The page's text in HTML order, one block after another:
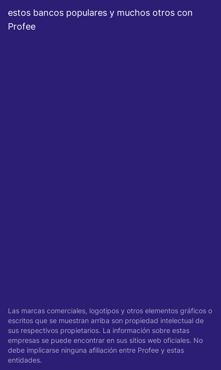
estos bancos populares y muchos otros con
Profee
Las marcas comerciales, logotipos y otros elementos gráficos o
escritos que se muestran arriba son propiedad intelectual de
sus respectivos propietarios. La información sobre estas
empresas se puede encontrar en sus sitios web oficiales. No
debe implicarse ninguna afiliación entre Profee y estas
entidades.